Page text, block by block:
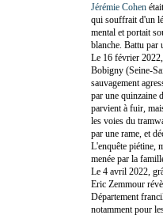
Jérémie Cohen
qui souffrait d'un
mental et portait
blanche. Battu par
Le 16 février
Bobigny (Seine-
sauvagement
par une quinzaine
parvient à fuir,
les voies du
par une rame, et
L'enquête piétine,
menée par la
Le 4 avril 2022,
Eric Zemmour
Département
notamment pour